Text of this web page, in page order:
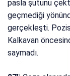
pasla şutunu
geçmediği
gerçekleşti.
Kalkavan
saymadı.